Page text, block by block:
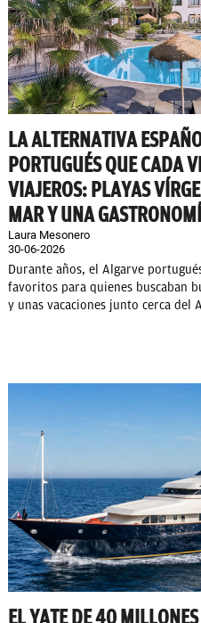
LA ALTERNATIVA
PORTUGUÉS QUE CADA
VIAJEROS: PLAYAS
MAR Y UNA
Laura Mesonero
30-06-2026
Durante años, el Algarve
favoritos para quienes buscaban
y unas vacaciones junto cerca del
EL YATE DE 40